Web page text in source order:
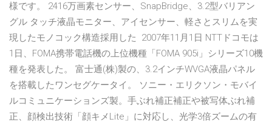
様です。 2416万画素センサー、SnapBridge、3.2型バリアン
グル タッチ液晶モニター、アイセンサー、軽さとスリムを実
現したモノコック構造採用した 2007年11月1日 NTTドコモは
1日、FOMA携帯電話機の上位機種「FOMA 905i」シリーズ10機
種を発表した。 富士通(株)製の、3.2インチWVGA液晶パネル
を搭載したワンセグケータイ。 ソニー・エリクソン・モバイ
ルコミュニケーションズ製。手ぶれ補正補正や被写体ぶれ補
正、顔検出技術「顔キメLite」に対応し、光学3倍ズームの有